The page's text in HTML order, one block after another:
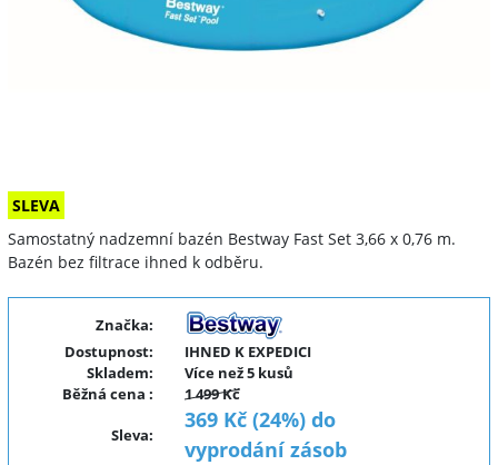
SLEVA
Samostatný nadzemní bazén Bestway Fast Set 3,66 x 0,76 m.
Bazén bez filtrace ihned k odběru.
Značka:
Dostupnost:
IHNED K EXPEDICI
Skladem:
Více než 5 kusů
Běžná cena : 1 499 Kč
Sleva:
369 Kč (24%) do
vyprodání zásob